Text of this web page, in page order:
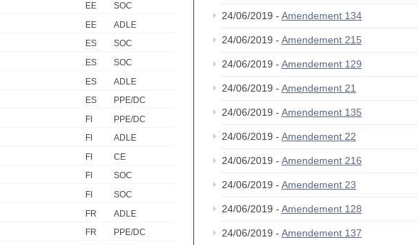
EE
SOC
EE
ADLE
ES
SOC
ES
SOC
ES
ADLE
ES
PPE/DC
FI
PPE/DC
FI
ADLE
FI
CE
FI
SOC
FI
SOC
FR
ADLE
FR
PPE/DC
24/06/2019 - Amendement 134
24/06/2019 - Amendement 215
24/06/2019 - Amendement 129
24/06/2019 - Amendement 21
24/06/2019 - Amendement 135
24/06/2019 - Amendement 22
24/06/2019 - Amendement 216
24/06/2019 - Amendement 23
24/06/2019 - Amendement 128
24/06/2019 - Amendement 137